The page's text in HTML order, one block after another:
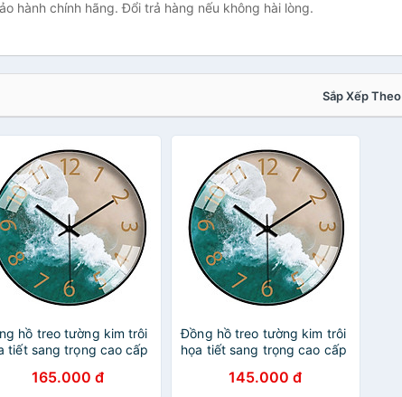
hành chính hãng. Đổi trả hàng nếu không hài lòng.
Sắp Xếp Theo
hồ treo tường kim trôi
tiết sang trọng cao cấp
165.000 đ
Đồng hồ treo tường kim trôi
họa tiết sang trọng cao cấp
145.000 đ